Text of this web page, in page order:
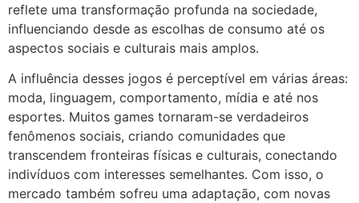
reflete uma transformação profunda na sociedade,
influenciando desde as escolhas de consumo até os
aspectos sociais e culturais mais amplos.
A influência desses jogos é perceptível em várias áreas:
moda, linguagem, comportamento, mídia e até nos
esportes. Muitos games tornaram-se verdadeiros
fenômenos sociais, criando comunidades que
transcendem fronteiras físicas e culturais, conectando
indivíduos com interesses semelhantes. Com isso, o
mercado também sofreu uma adaptação, com novas